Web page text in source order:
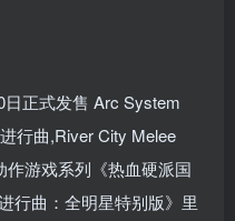
正式发售 Arc System
行曲,River City Melee
游戏系列《热血硬派国
行曲：全明星特别版》里